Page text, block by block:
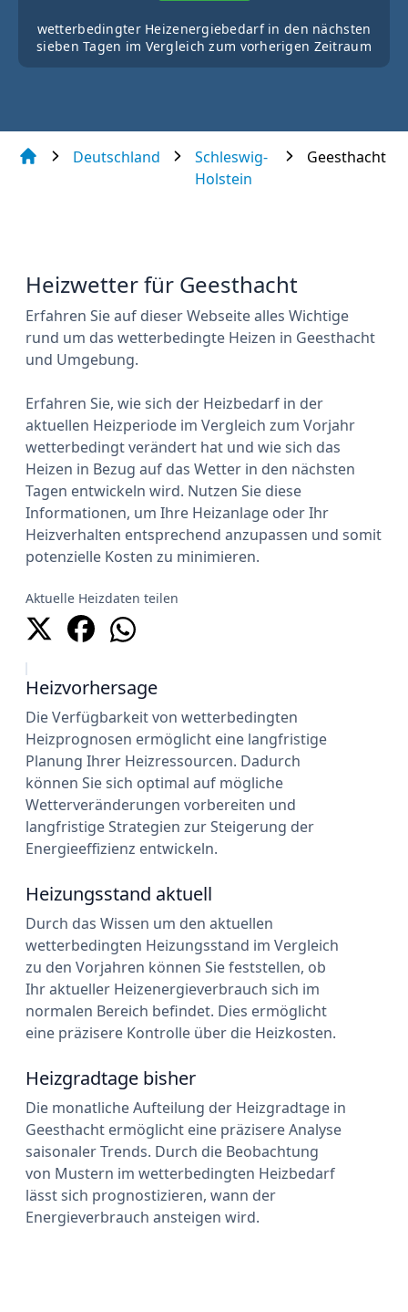
wetterbedingter Heizenergiebedarf in den nächsten
sieben Tagen im Vergleich zum vorherigen Zeitraum
Deutschland
Schleswig-
Holstein
Geesthacht
Heizwetter für Geesthacht
Erfahren Sie auf dieser Webseite alles Wichtige
rund um das wetterbedingte Heizen in Geesthacht
und Umgebung.
Erfahren Sie, wie sich der Heizbedarf in der
aktuellen Heizperiode im Vergleich zum Vorjahr
wetterbedingt verändert hat und wie sich das
Heizen in Bezug auf das Wetter in den nächsten
Tagen entwickeln wird. Nutzen Sie diese
Informationen, um Ihre Heizanlage oder Ihr
Heizverhalten entsprechend anzupassen und somit
potenzielle Kosten zu minimieren.
Aktuelle Heizdaten teilen
Heizvorhersage
Die Verfügbarkeit von wetterbedingten
Heizprognosen ermöglicht eine langfristige
Planung Ihrer Heizressourcen. Dadurch
können Sie sich optimal auf mögliche
Wetterveränderungen vorbereiten und
langfristige Strategien zur Steigerung der
Energieeffizienz entwickeln.
Heizungsstand aktuell
Durch das Wissen um den aktuellen
wetterbedingten Heizungsstand im Vergleich
zu den Vorjahren können Sie feststellen, ob
Ihr aktueller Heizenergieverbrauch sich im
normalen Bereich befindet. Dies ermöglicht
eine präzisere Kontrolle über die Heizkosten.
Heizgradtage bisher
Die monatliche Aufteilung der Heizgradtage in
Geesthacht ermöglicht eine präzisere Analyse
saisonaler Trends. Durch die Beobachtung
von Mustern im wetterbedingten Heizbedarf
lässt sich prognostizieren, wann der
Energieverbrauch ansteigen wird.